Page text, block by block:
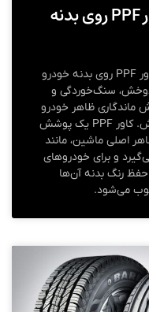
7 دلیل مهم برای نصب کاور PPF روی بدنه
در این مقاله ۷ دلیل مهم برای نصب کاور PPF روی بدنه خودرو
سنگ‌خوردگی و
ماندگاری ظاهر خودرو
و جلوگیری از افت ارزش آن هنگام فروش. کاور PPF یک پوشش
اصلی ماشین، مانند
و برای خودروهای
رنگ بدنه آن‌ها
می‌شود.